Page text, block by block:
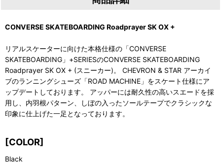
CONVERSE SKATEBOARDING Roadprayer SK OX +
リアルスケーターに向けた本格仕様の「CONVERSE
SKATEBOARDING」+SERIESのCONVERSE SKATEBOARDING
Roadprayer SK OX + (スニーカー)。 CHEVRON & STAR アーカイ
ブのランニングシューズ「ROAD MACHINE」をスケート仕様にア
ップデートしております。 アッパーには耐久性の高いスエードを採
用し、内羽根パターン、しぼの入ったソールテープでクラシックな
印象に仕上げた一足となっております。
[COLOR]
Black